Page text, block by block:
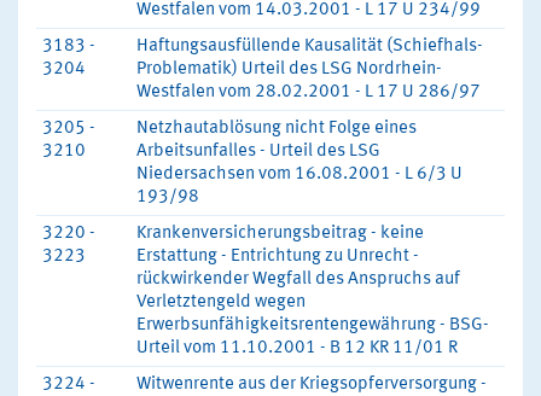
Westfalen vom 14.03.2001 - L 17 U 234/99
3183 -
3204
Haftungsausfüllende Kausalität (Schiefhals-
Problematik) Urteil des LSG Nordrhein-
Westfalen vom 28.02.2001 - L 17 U 286/97
3205 -
3210
Netzhautablösung nicht Folge eines
Arbeitsunfalles - Urteil des LSG
Niedersachsen vom 16.08.2001 - L 6/3 U
193/98
3220 -
3223
Krankenversicherungsbeitrag - keine
Erstattung - Entrichtung zu Unrecht -
rückwirkender Wegfall des Anspruchs auf
Verletztengeld wegen
Erwerbsunfähigkeitsrentengewährung - BSG-
Urteil vom 11.10.2001 - B 12 KR 11/01 R
3224 -
Witwenrente aus der Kriegsopferversorgung -